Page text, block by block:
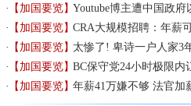
【加国要览】Youtube博主遭中国政
【加国要览】CRA大规模招聘：年薪
【加国要览】太惨了! 卑诗一户人家3
【加国要览】BC保守党24小时极限内
【加国要览】年薪41万嫌不够 法官加